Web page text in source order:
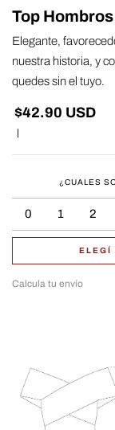
Top
Elegante,
nuestra historia, y
quedes sin el tuyo.
$42.90 USD
|
0 1 2
¿CUALES
ELEGÍ
Calcula tu envío